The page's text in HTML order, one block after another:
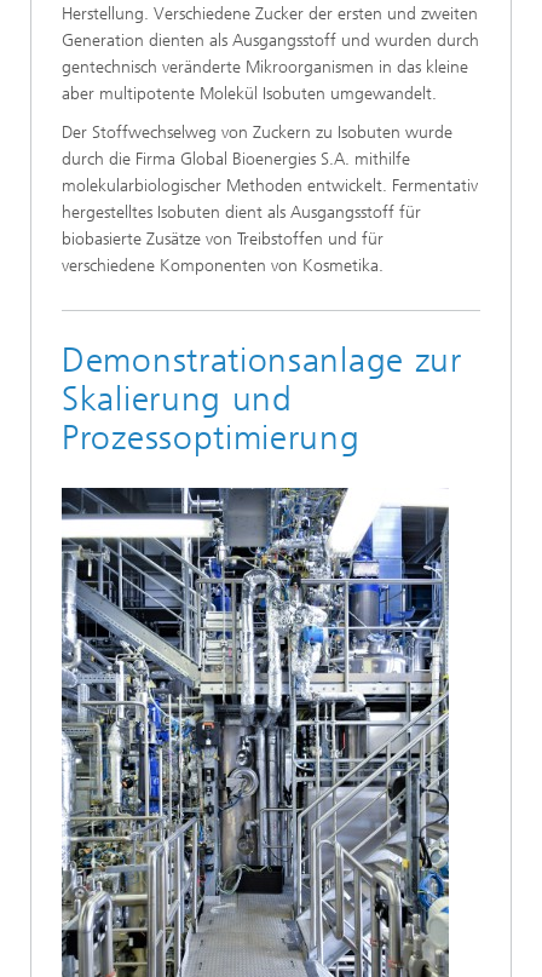
Herstellung. Verschiedene Zucker der ersten und zweiten
Generation dienten als Ausgangsstoff und wurden durch
gentechnisch veränderte Mikroorganismen in das kleine
aber multipotente Molekül Isobuten umgewandelt.
Der Stoffwechselweg von Zuckern zu Isobuten wurde
durch die Firma Global Bioenergies S.A. mithilfe
molekularbiologischer Methoden entwickelt. Fermentativ
hergestelltes Isobuten dient als Ausgangsstoff für
biobasierte Zusätze von Treibstoffen und für
verschiedene Komponenten von Kosmetika.
Demonstrationsanlage zur
Skalierung und
Prozessoptimierung